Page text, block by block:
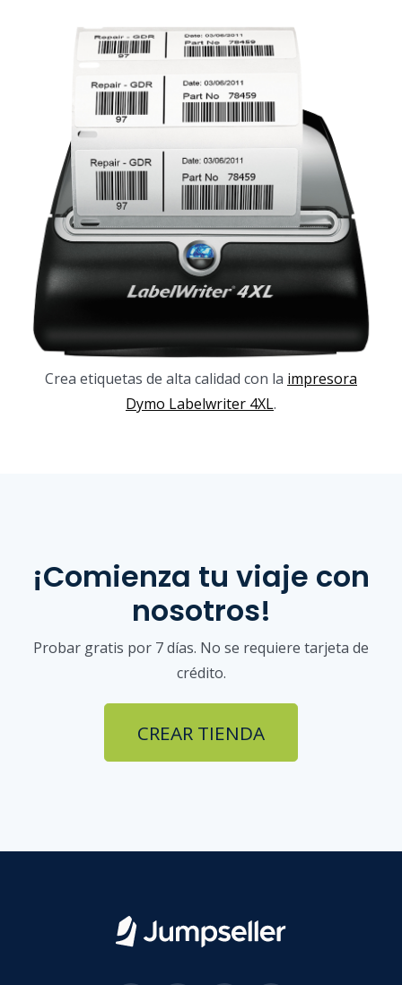
Crea etiquetas de alta calidad con la impresora
Dymo Labelwriter 4XL.
¡Comienza tu viaje con
nosotros!
Probar gratis por 7 días. No se requiere tarjeta de
crédito.
CREAR TIENDA